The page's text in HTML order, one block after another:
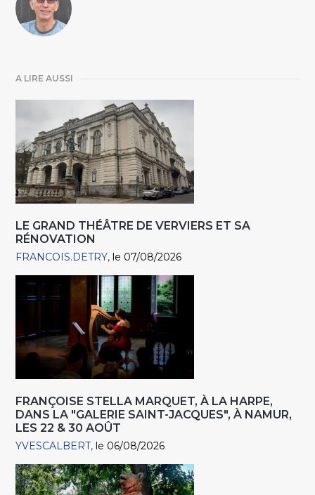
A LIRE AUSSI
LE GRAND THÉÂTRE DE VERVIERS ET SA
RÉNOVATION
FRANCOIS.DETRY le 07/08/2026
FRANÇOISE STELLA MARQUET, À LA HARPE,
DANS LA "GALERIE SAINT-JACQUES", À NAMUR,
LES 22 & 30 AOÛT
YVESCALBERT le 06/08/2026